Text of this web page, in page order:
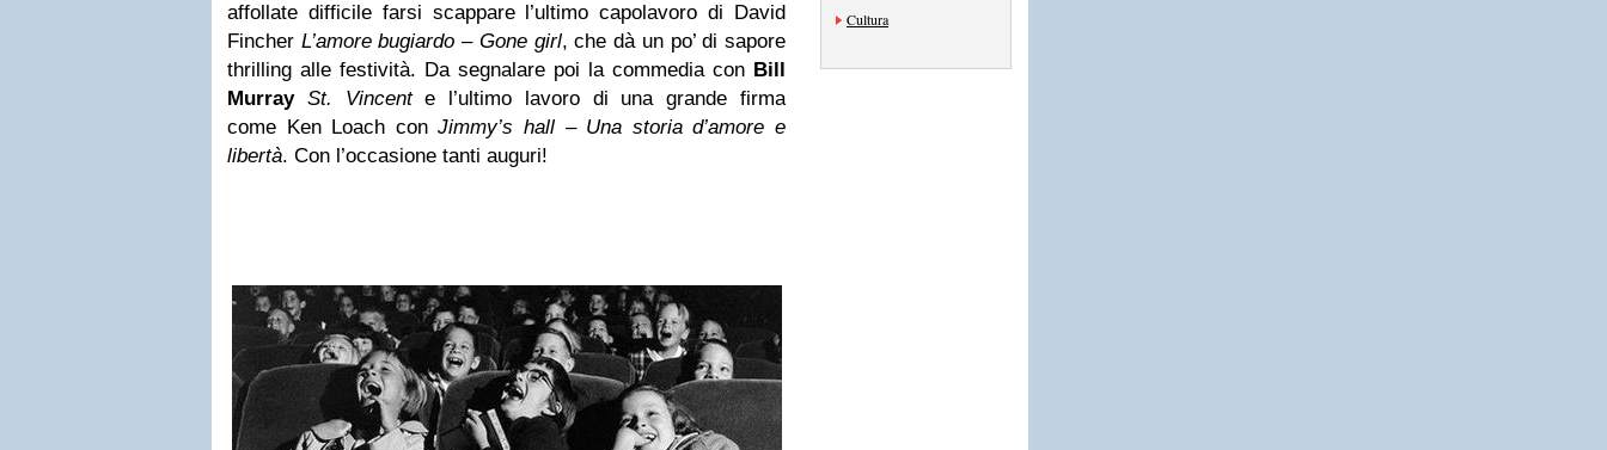
affollate difficile farsi scappare l’ultimo capolavoro di David
Fincher L’amore bugiardo – Gone girl, che dà un po’ di sapore
thrilling alle festività. Da segnalare poi la commedia con Bill
Murray St. Vincente l’ultimo lavoro di una grande firma
come Ken Loach conJimmy’s hall – Una storia d’amore e
libertà. Con l’occasione tanti auguri!
Cultura